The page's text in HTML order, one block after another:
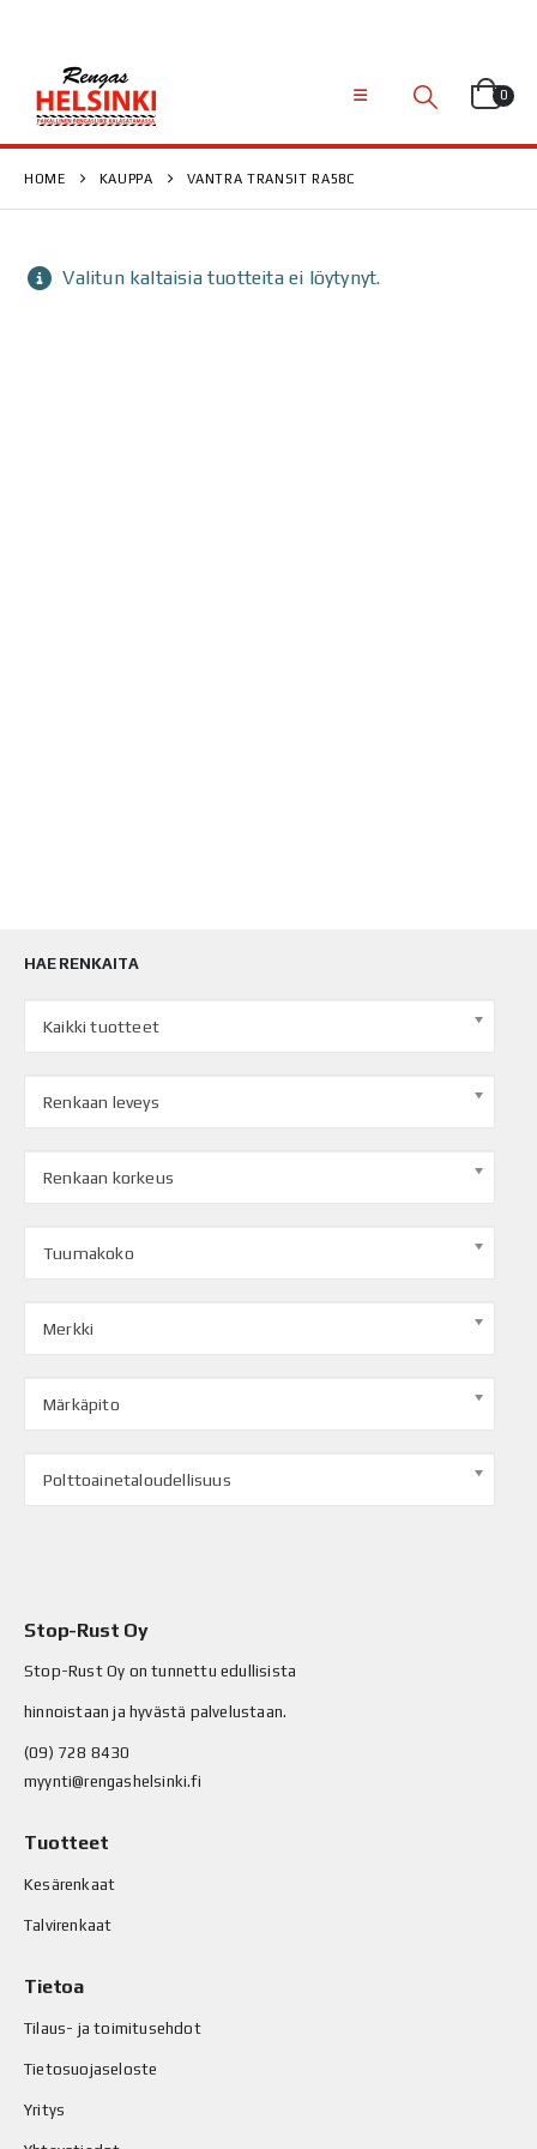
0
HOME KAUPPA VANTRA TRANSIT RA58C
Valitun kaltaisia tuotteita ei löytynyt.
HAE RENKAITA
Kaikki tuotteet
Renkaan leveys
Renkaan korkeus
Tuumakoko
Merkki
Märkäpito
Polttoainetaloudellisuus
Stop-Rust Oy
Stop-Rust Oy on tunnettu edullisista
hinnoistaan ja hyvästä palvelustaan.
(09) 728 8430
myynti@rengashelsinki.fi
Tuotteet
Kesärenkaat
Talvirenkaat
Tietoa
Tilaus- ja toimitusehdot
Tietosuojaseloste
Yritys